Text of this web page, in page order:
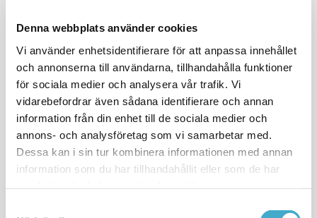
Denna webbplats använder cookies
Vi använder enhetsidentifierare för att anpassa innehållet
och annonserna till användarna, tillhandahålla funktioner
för sociala medier och analysera vår trafik. Vi
vidarebefordrar även sådana identifierare och annan
information från din enhet till de sociala medier och
annons- och analysföretag som vi samarbetar med.
Dessa kan i sin tur kombinera informationen med annan
information som du har tillhandahållit eller som de har
Tolkning: e-Champions
League
Tolkning Spanska < > Engelska: e-
Champions League, finaler 2022 i
Stockholm
Hybridtolkning: Stockholm &